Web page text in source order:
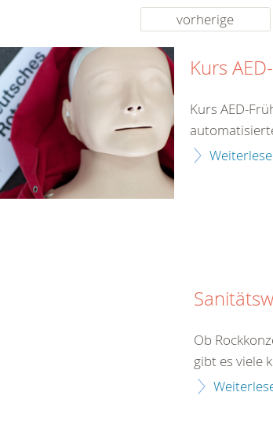
rund um die Uhr
vorherige
Kurs
Kurs AED-
Ob
gibt es viele